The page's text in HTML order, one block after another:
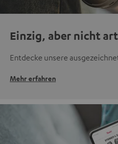
Einzig, aber nicht
Entdecke unsere
Mehr erfahren